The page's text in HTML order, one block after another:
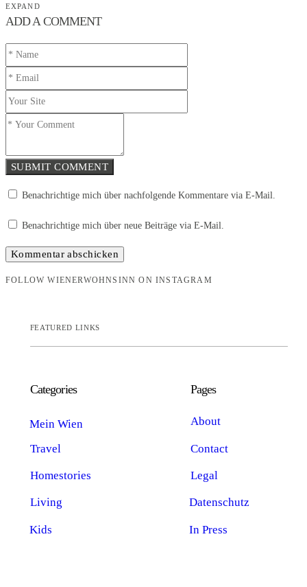
EXPAND
ADD A COMMENT
SUBMIT COMMENT
Benachrichtige mich über nachfolgende Kommentare via E-Mail.
Benachrichtige mich über neue Beiträge via E-Mail.
FOLLOW WIENERWOHNSINN ON INSTAGRAM
FEATURED LINKS
Categories Pages
Living
About
Travel Contact
Homestories
In Press
Mein Wien
Legal
Kids
Datenschutz